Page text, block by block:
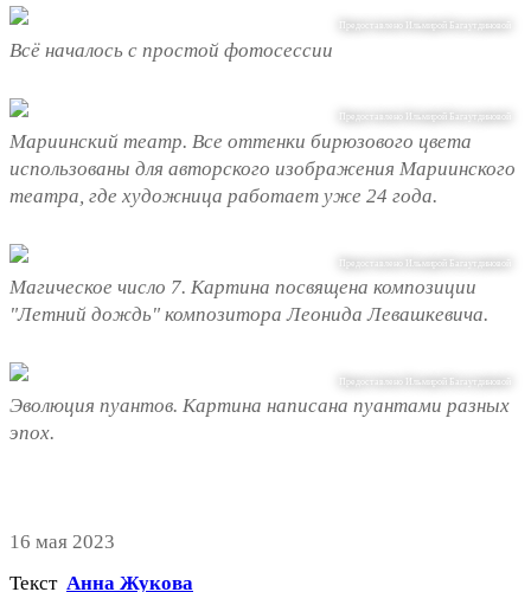
Предоставлено Ильмирой Багаутдиновой
Всё началось с простой фотосессии
Предоставлено Ильмирой Багаутдиновой
Мариинский театр. Все оттенки бирюзового цвета
использованы для авторского изображения Мариинского
театра, где художница работает уже 24 года.
Предоставлено Ильмирой Багаутдиновой
Магическое число 7. Картина посвящена композиции
"Летний дождь" композитора Леонида Левашкевича.
Предоставлено Ильмирой Багаутдиновой
Эволюция пуантов. Картина написана пуантами разных
эпох.
16 мая 2023
Текст Анна Жукова